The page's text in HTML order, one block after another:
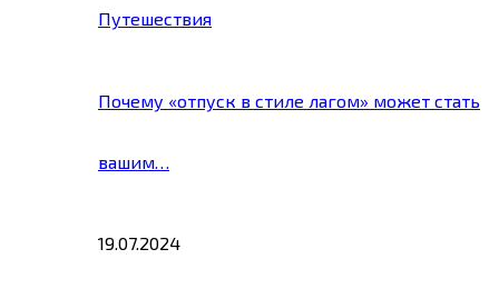
Путешествия
Почему «отпуск в стиле лагом» может стать
вашим…
19.07.2024